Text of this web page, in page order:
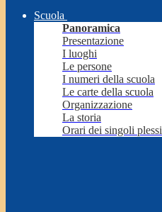
Scuola
Panoramica
Presentazione
I luoghi
Le persone
I numeri della scuola
Le carte della scuola
Organizzazione
La storia
Orari dei singoli plessi